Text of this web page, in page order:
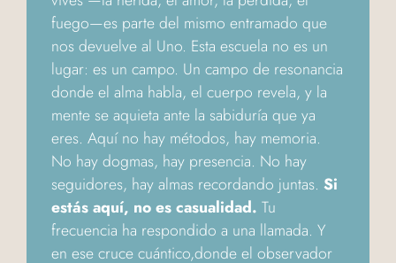
fuego—es parte del mismo entramado que
nos devuelve al Uno. Esta escuela no es un
lugar: es un campo. Un campo de resonancia
donde el alma habla, el cuerpo revela, y la
mente se aquieta ante la sabiduría que ya
eres. Aquí no hay métodos, hay memoria.
No hay dogmas, hay presencia. No hay
seguidores, hay almas recordando juntas. Si
estás aquí, no es casualidad. Tu
frecuencia ha respondido a una llamada. Y
en ese cruce cuántico,donde el observador